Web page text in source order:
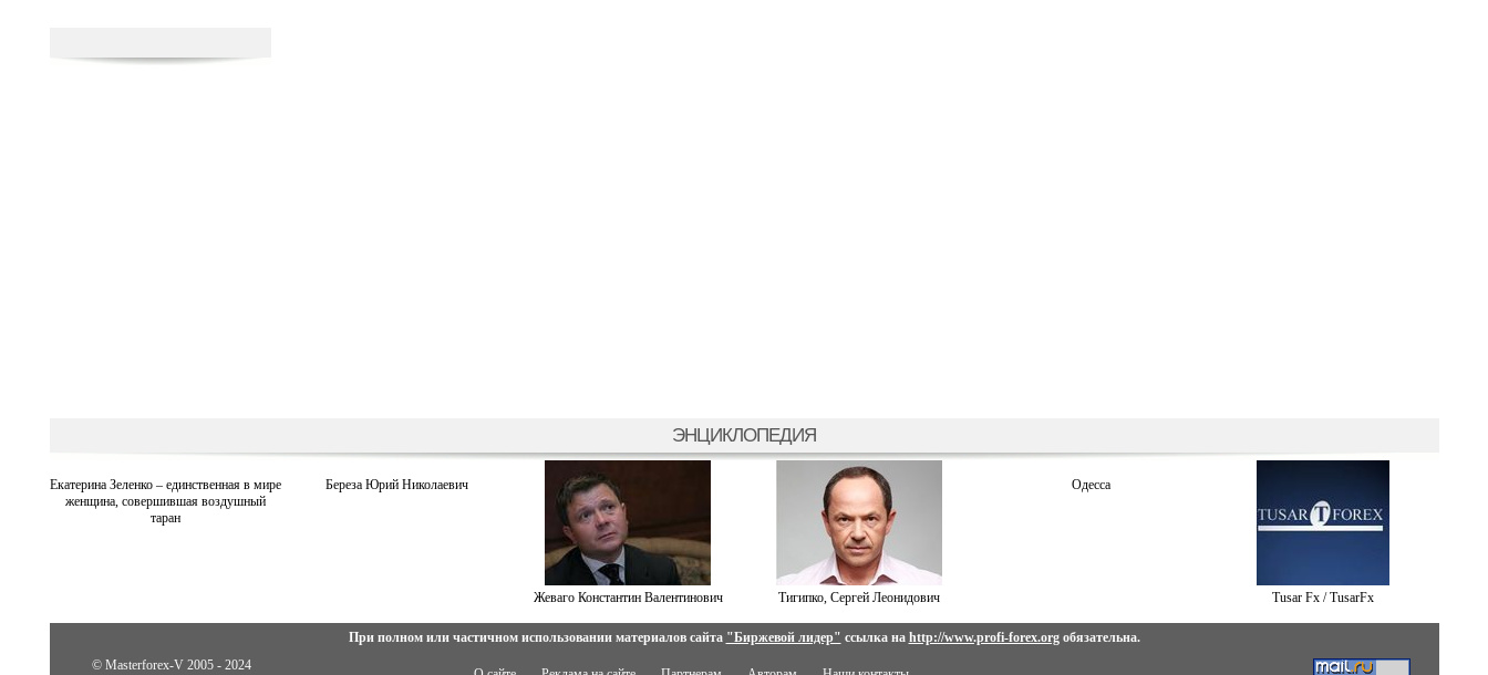
ЭНЦИКЛОПЕДИЯ
Екатерина Зеленко – единственная в мире
женщина, совершившая воздушный
таран
Береза ​​Юрий Николаевич
Жеваго Константин Валентинович Тигипко, Сергей Леонидович
Одесса
Tusar Fx / TusarFx
При полном или частичном использовании материалов сайта "Биржевой лидер" ссылка на http://www.profi-forex.orgобязательна.
© Masterforex-V 2005 - 2024